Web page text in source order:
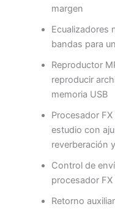
margen
Ecualizadores
bandas para
Reproductor
reproducir
memoria USB
Procesador
estudio con
reverberación
Control de
procesador
Retorno